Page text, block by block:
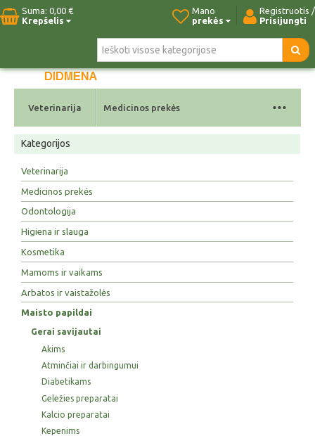
Suma: 0,00 €
Krepšelis
Registruotis /
Prisijungti
Mano
prekės
Pradžia Naujos prekės Kontaktai
Veterinarija Medicinos prekės ...
Kategorijos
Veterinarija
Medicinos prekės
Odontologija
Higiena ir slauga
Kosmetika
Mamoms ir vaikams
Arbatos ir vaistažolės
Maisto papildai
Gerai savijautai
Akims
Atminčiai ir darbingumui
Diabetikams
Geležies preparatai
Kalcio preparatai
Kepenims